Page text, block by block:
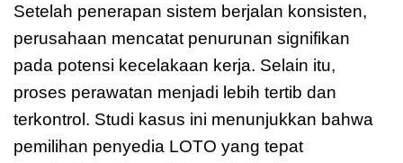
Setelah penerapan sistem berjalan konsisten,
perusahaan mencatat penurunan signifikan
pada potensi kecelakaan kerja. Selain itu,
proses perawatan menjadi lebih tertib dan
terkontrol. Studi kasus ini menunjukkan bahwa
pemilihan penyedia LOTO yang tepat